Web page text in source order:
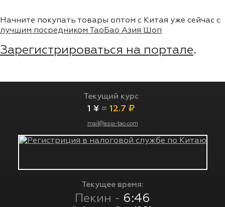
Начните покупать товары оптом с Китая уже сейчас с
лучшим посредником ТаоБао Азия Шоп
Зарегистрироваться на портале.
Текущий курс
1 ¥ = 12.7 ₽
mail@asia-tao.com
Текущее время:
Пекин - 6:46